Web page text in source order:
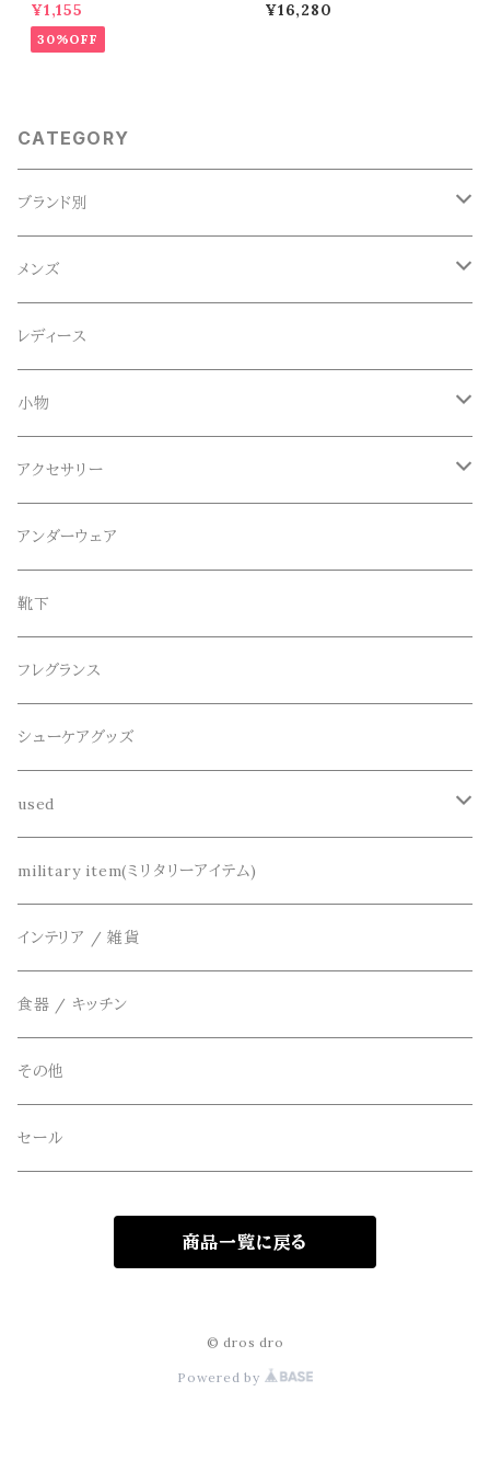
¥1,155
30%OFF
¥16,280
CATEGORY
ブランド別
ACE SNKR(エーススニーカー)
Anapau,Seaing,ANAPAU UG
Blundstone(ブランドストーン)
CameOne(ケイムワン)
CANDY DESIGN&WORKS(CDW)
collonil(コロニル)
CountyComm(カウンティーコム)
decka(デカ)
dros dro(ドロスドロ)
DETAIL(ディティール)
THE FLAVOR DESIGN(ザ フレーバーデザイン)
FOB FACTORY(エフオービーファクトリー)
Four Seasons Garage(FSG)
freewaters(フリーウォータース)
GLOMA NAUTICA(グローマノーティカ)
メンズ
トップス
Tシャツ
ロンT
シャツ
カーディガン
ボトムス
ロング
ショート
セットアップ
シューズ
シューズ
サンダル
レディース
小物
帽子、マフラー、手袋
メガネ、サングラス
ベルト
腕時計
キーアクセサリー
財布、コインケース、マネークリップ
鞄
アクセサリー
リング
ブレスレット、バングル
ネックレス
アンダーウェア
靴下
フレグランス
シューケアグッズ
used
リメイク
アクセサリー
military item(ミリタリーアイテム)
インテリア / 雑貨
食器 / キッチン
その他
セール
商品一覧に戻る
© dros dro
Powered by